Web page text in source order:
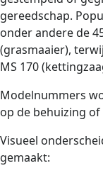
gereedschap.
onder andere de
(grasmaaier),
MS 170
Modelnummers
op de behuizing
Visueel
gemaakt: